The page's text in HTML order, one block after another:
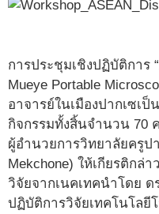
การประชุมเชิงปฏิบัติการ
Mueye Portable
อาจารย์ในเมืองปากเซเ
กิจกรรมทั้งสิ้นจำนวน 70
ผู้อำนวยการวิทยาลัยครูป
Mekchone) ให้เกียรติกล่
วิจัยจากเนคเทคนำโดย
ปฏิบัติการวิจัยเทคโนโล